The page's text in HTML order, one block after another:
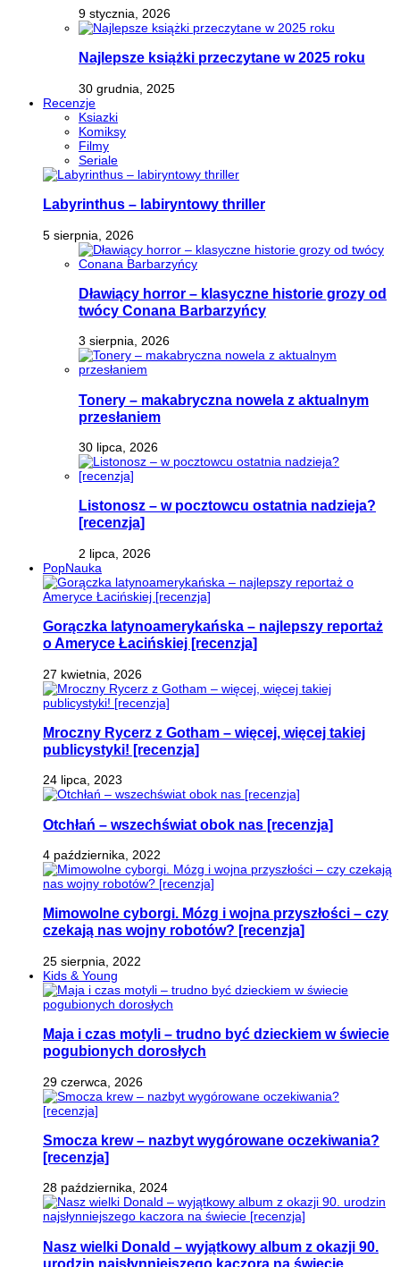
9 stycznia, 2026
Najlepsze książki przeczytane w 2025 roku
30 grudnia, 2025
Recenzje
Ksiazki
Komiksy
Filmy
Seriale
Labyrinthus – labiryntowy thriller
5 sierpnia, 2026
Dławiący horror – klasyczne historie grozy od
twócy Conana Barbarzyńcy
3 sierpnia, 2026
Tonery – makabryczna nowela z aktualnym
przesłaniem
30 lipca, 2026
Listonosz – w pocztowcu ostatnia nadzieja?
[recenzja]
2 lipca, 2026
PopNauka
Gorączka latynoamerykańska – najlepszy reportaż
o Ameryce Łacińskiej [recenzja]
27 kwietnia, 2026
Mroczny Rycerz z Gotham – więcej, więcej takiej
publicystyki! [recenzja]
24 lipca, 2023
Otchłań – wszechświat obok nas [recenzja]
4 października, 2022
Mimowolne cyborgi. Mózg i wojna przyszłości – czy
czekają nas wojny robotów? [recenzja]
25 sierpnia, 2022
Kids & Young
Maja i czas motyli – trudno być dzieckiem w świecie
pogubionych dorosłych
29 czerwca, 2026
Smocza krew – nazbyt wygórowane oczekiwania?
[recenzja]
28 października, 2024
Nasz wielki Donald – wyjątkowy album z okazji 90.
urodzin najsłynniejszego kaczora na świecie